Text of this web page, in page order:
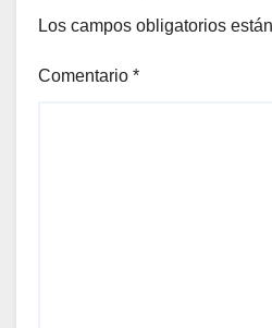
Los campos obligatorios
Comentario *